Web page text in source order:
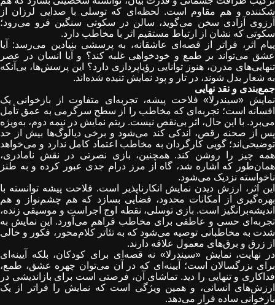
شکننده و هم مقاوم است. لحظه‌ای که توسلی با صدایی لرزان از
آرزوی آزادی سخن می‌گوید، سالن در سکوتی سنگین فرو می‌رود؛
سکوتی که نشان از ارتباط مستقیم اثر با مخاطب دارد.
پیام اثر، فراتر از قصه‌ای عاشقانه، به پرسشی بنیادین می‌رسد: آیا
عشق می‌تواند بر طمع و خودخواهی غلبه کند؟ و آیا انسان در عصر
تنهایی‌های مدرن، هنوز توانایی رؤیاپردازی دارد؟ این پرسش‌ها، بی‌آنکه
به شعار بدل شوند، در تار و پود نمایش تنیده شده‌اند.
جمع‌بندی و نقد نهایی
نمایش «سیندرلا» فلاحت ‌پیشه، تجربه‌ای متفاوت از بازخوانی یک
افسانه است؛ تجربه‌ای که مخاطب را از سطح سرگرمی به عمق تأمل
می‌برد. با این حال، اثر بی‌نقص نیست. ریتم نمایش در نیمه دوم، به‌ویژه
پس از صحنه رقص، اندکی کند می‌شود و برخی دیالوگ‌ها بیش از حد
توضیحی‌اند؛ گویی کارگردان به مخاطب اعتماد کامل ندارد و می‌خواهد
همه چیز را روشن کند. همچنین، بازی نصرتی در نقش نامادری،
همان‌طور که اشاره شد، گاه از مرز درام جدی عبور کرده و به طنز
ناخواسته نزدیک می‌شود.
این اثر، ارزش دیدن نمایش انکارناپذیر است. فلاحت ‌پیشه توانسته با
بهره‌گیری از امکانات محدود، فضایی بسازد که هم چشم‌نواز و هم
اندیشه‌برانگیز است. بازی توسلی، نقطه اوج اجراست و موسیقی زنده،
تجربه‌ای حسی و عاطفی برای مخاطب فراهم می‌آورد.
این نمایش به
شدت به مخاطبانی توصیه می‌شود که به تئاتر کلام‌محور، فکور و خالی
از زرق و برق‌های معمول علاقه دارند.
در نهایت، نمایش «سیندرلا» نه قصه‌ای برای کودکان، بلکه آیینه‌ای
برای بزرگسالان است؛ آیینه‌ای که در آن می‌توان چهره عشق، طمع،
فداکاری و تنهایی را دید. تماشای آن، فرصتی است برای بازاندیشی در
ارزش‌های انسانی، و همین ویژگی است که نمایش را فراتر از یک
بازخوانی ساده قرار می‌دهد.